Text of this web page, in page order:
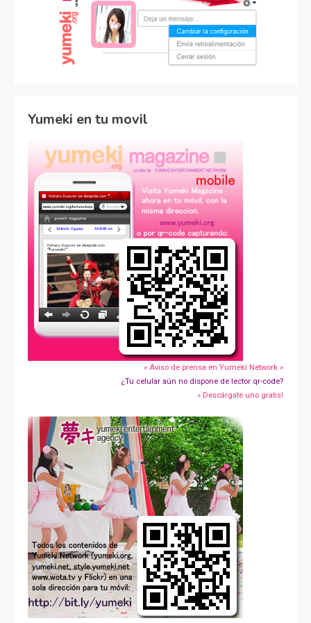
Yumeki en tu movil
» Aviso de prensa en Yumeki Network »
¿Tu celular aún no dispone de lector qr-code?
» Descárgate uno gratis!